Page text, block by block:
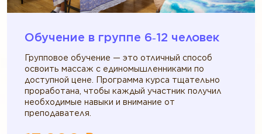
Обучение в группе 6‑12 человек
Групповое обучение — это отличный способ
освоить массаж с единомышленниками по
доступной цене. Программа курса тщательно
проработана, чтобы каждый участник получил
необходимые навыки и внимание от
преподавателя.